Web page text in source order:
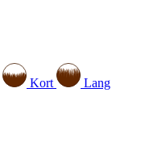
Kort Lang